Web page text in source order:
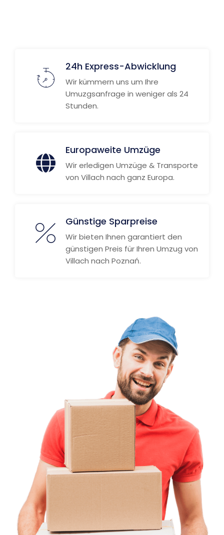
24h Express-Abwicklung
Wir kümmern uns um Ihre
Umuzgsanfrage in weniger als 24
Stunden.
Europaweite Umzüge
Wir erledigen Umzüge & Transporte
von Villach nach ganz Europa.
Günstige Sparpreise
Wir bieten Ihnen garantiert den
günstigen Preis für Ihren Umzug von
Villach nach Poznań.